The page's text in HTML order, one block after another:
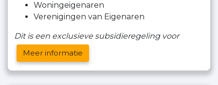
Woningeigenaren
Verenigingen van Eigenaren
Dit is een exclusieve subsidieregeling voor
Meer informatie